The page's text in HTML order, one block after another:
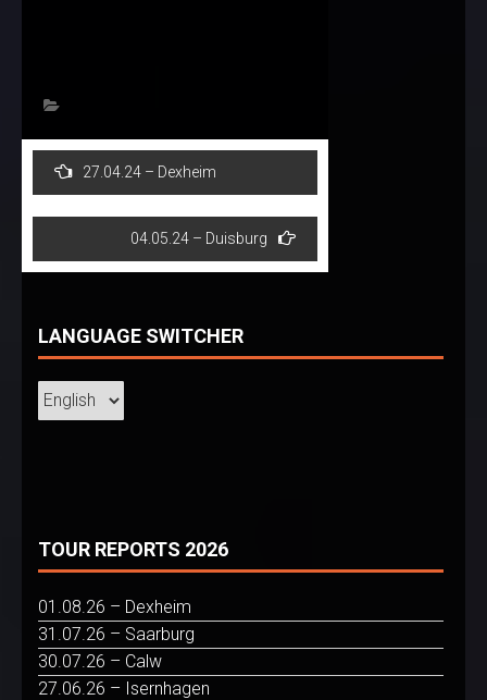
Post
navigation
27.04.24 – Dexheim
04.05.24 – Duisburg
LANGUAGE SWITCHER
TOUR REPORTS 2026
01.08.26 – Dexheim
31.07.26 – Saarburg
30.07.26 – Calw
27.06.26 – Isernhagen